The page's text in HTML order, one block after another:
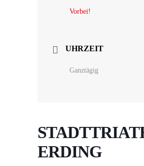
Vorbei!
UHRZEIT
Ganztägig
ERDING